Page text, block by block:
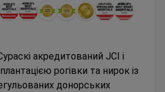
акредитований JCI і
рогівки та нирок із
донорських